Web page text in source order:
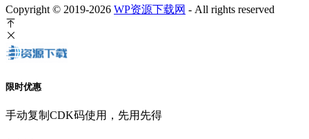
Copyright © 2019-2026 WP资源下载网 - All rights reserved
限时优惠
手动复制CDK码使用，先用先得